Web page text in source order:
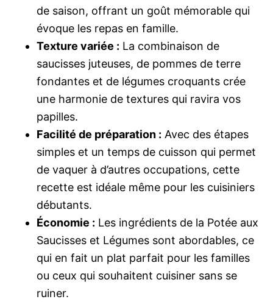
de saison, offrant un goût mémorable qui
évoque les repas en famille.
Texture variée : La combinaison de
saucisses juteuses, de pommes de terre
fondantes et de légumes croquants crée
une harmonie de textures qui ravira vos
papilles.
Facilité de préparation : Avec des étapes
simples et un temps de cuisson qui permet
de vaquer à d’autres occupations, cette
recette est idéale même pour les cuisiniers
débutants.
Économie : Les ingrédients de la Potée aux
Saucisses et Légumes sont abordables, ce
qui en fait un plat parfait pour les familles
ou ceux qui souhaitent cuisiner sans se
ruiner.